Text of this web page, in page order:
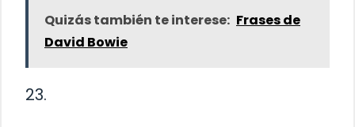
Quizás también te interese: Frases de
David Bowie
23.